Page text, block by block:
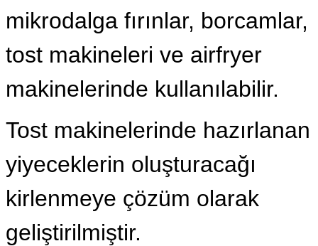
mikrodalga fırınlar, borcamlar,
tost makineleri ve airfryer
makinelerinde kullanılabilir.
Tost makinelerinde hazırlanan
yiyeceklerin oluşturacağı
kirlenmeye çözüm olarak
geliştirilmiştir.